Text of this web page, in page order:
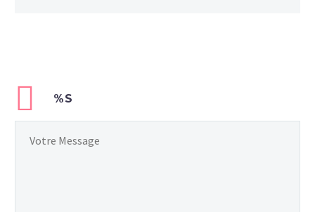
%S